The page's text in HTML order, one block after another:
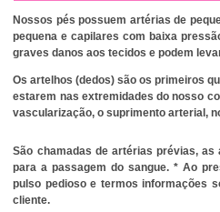
Nossos pés possuem artérias de
pequena e capilares com baixa
graves danos aos tecidos e podem
Os artelhos (dedos) são os primeiros
estarem nas extremidades do nosso
vascularização, o suprimento arterial,
São chamadas de artérias prévias,
para a passagem do sangue. * Ao
pulso pedioso e termos informações
cliente.